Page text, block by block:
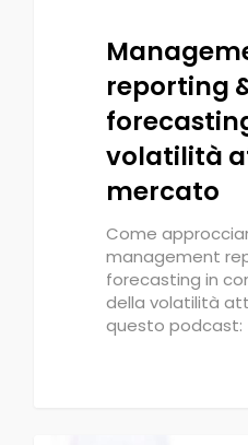
reporting
volatilità
mercato
Come
management
forecasting in
della volatilità
questo podcast: